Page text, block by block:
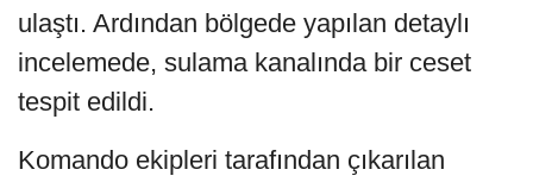
ulaştı. Ardından bölgede yapılan detaylı
incelemede, sulama kanalında bir ceset
tespit edildi.
Komando ekipleri tarafından çıkarılan